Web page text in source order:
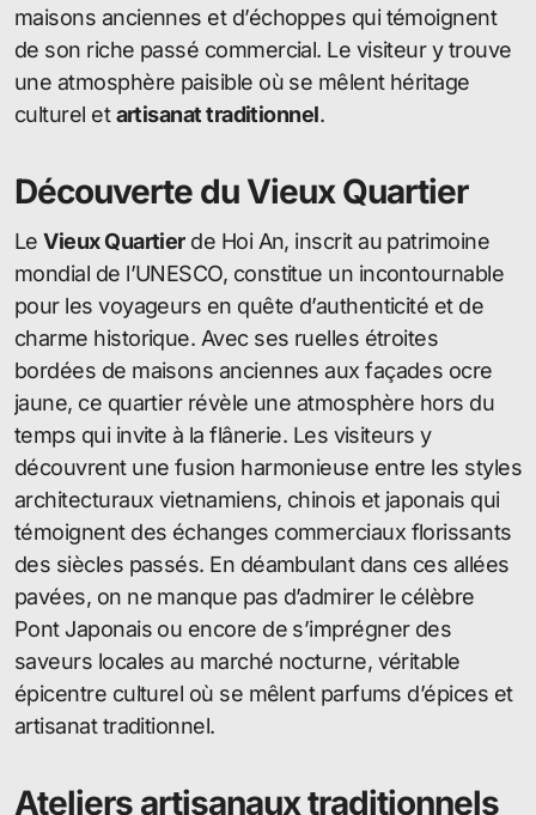
maisons anciennes et d’échoppes qui témoignent
de son riche passé commercial. Le visiteur y trouve
une atmosphère paisible où se mêlent héritage
culturel etartisanat traditionnel.
Découverte du Vieux Quartier
LeVieux Quartierde Hoi An, inscrit au patrimoine
mondial de l’UNESCO, constitue un incontournable
pour les voyageurs en quête d’authenticité et de
charme historique. Avec ses ruelles étroites
bordées de maisons anciennes aux façades ocre
jaune, ce quartier révèle une atmosphère hors du
temps qui invite à la flânerie. Les visiteurs y
découvrent une fusion harmonieuse entre les styles
architecturaux vietnamiens, chinois et japonais qui
témoignent des échanges commerciaux florissants
des siècles passés. En déambulant dans ces allées
pavées, on ne manque pas d’admirer le célèbre
Pont Japonais ou encore de s’imprégner des
saveurs locales au marché nocturne, véritable
épicentre culturel où se mêlent parfums d’épices et
artisanat traditionnel.
Ateliers artisanaux traditionnels